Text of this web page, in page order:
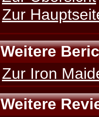
Zur
Weitere
Zur Iron
Weitere